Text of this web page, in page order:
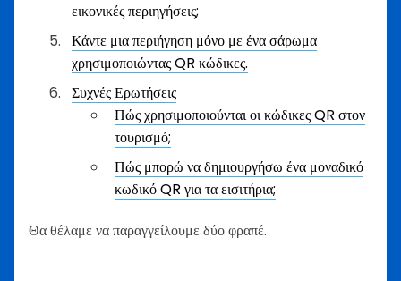
εικονικές περιηγήσεις;
Κάντε μια περιήγηση μόνο με ένα σάρωμα
χρησιμοποιώντας QR κώδικες.
Συχνές Ερωτήσεις
Πώς χρησιμοποιούνται οι κώδικες QR στον
τουρισμό;
Πώς μπορώ να δημιουργήσω ένα μοναδικό
κωδικό QR για τα εισιτήρια;
Θα θέλαμε να παραγγείλουμε δύο φραπέ.